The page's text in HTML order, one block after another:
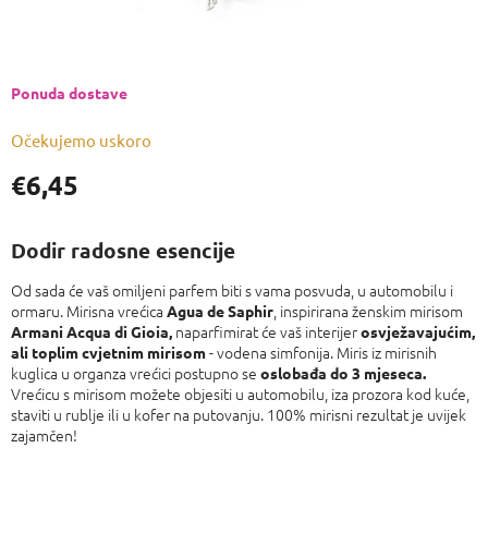
€6,45
Izmjeri
Očekujemo uskoro
Ponuda dostave
Dodir radosne esencije
Od sada će vaš omiljeni parfem biti s vama posvuda, u automobilu i
ormaru. Mirisna vrećica Agua de Saphir , inspirirana ženskim mirisom
Armani Acqua di Gioia, naparfimirat će vaš interijerosvježavajućim,
ali toplim cvjetnim mirisom- vodena simfonija. Miris iz mirisnih
kuglica u organza vrećici postupno se oslobađa do 3 mjeseca.
Vrećicu s mirisom možete objesiti u automobilu, iza prozora kod kuće,
staviti u rublje ili u kofer na putovanju. 100% mirisni rezultat je uvijek
zajamčen!